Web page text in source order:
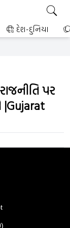
દેશ-દુનિયા
પર